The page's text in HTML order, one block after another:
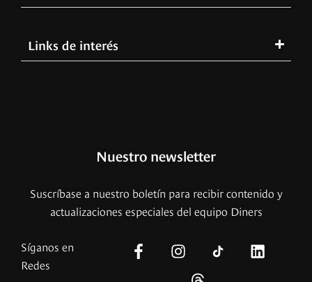
Links de interés
Nuestro newsletter
Suscríbase a nuestro boletín para recibir contenido y
actualizaciones especiales del equipo Diners
Síganos en
Redes